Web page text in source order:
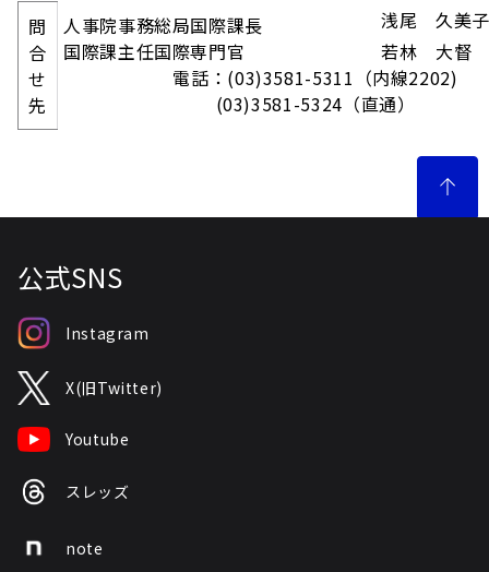
問
合
せ
先
人事院事務総局国際課長
浅尾 久美子
国際課主任国際専門官
若林 大督
電話：(03)3581-5311（内線2202)
(03)3581-5324（直通）
公式SNS
Instagram
X(旧Twitter)
Youtube
スレッズ
note